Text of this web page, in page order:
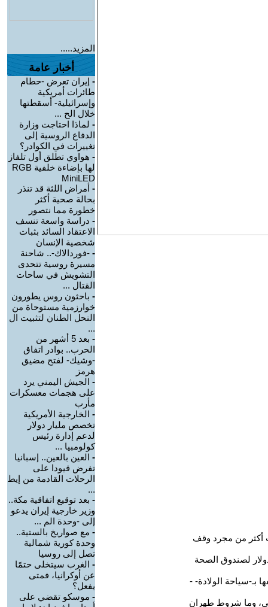
المزيد.....
أخبار عامة
- إيران تعرض -حطام
طائرات أمريكية
وإسرائيلية- أسقطتها
خلال الح ...
- لماذا احتاجت وزارة
الدفاع الروسية إلى
تغييرات في الكوادر؟
- هواوي تطلق أول تلفاز
لها بإضاءة خلفية RGB
MiniLED
- أمراض اللثة قد تنذر
بحالة صحية أكثر
خطورة مما نتصور
- دراسة واسعة تنسف
الاعتقاد السائد بثبات
شخصية الإنسان
- -فوردالاك-.. شاحنة
مسيرة روسية تتحدى
التشويش في ساحات
القتال ...
- باحثون روس يطورون
خوارزمية مستوحاة من
النحل الطنان لتثبيت ال
...
-
بعد 5 أشهر من
الحرب.. بوادر اتفاق
-وشيك- لفتح مضيق
هرمز
- الجيش اليمني يرد
على هجمات معسكرات
مأرب
- الخارجية الأمريكية
تخصص مليار دولار
لدعم إدارة رئيس
كولومبيا ...
- العين بالعين.. إسبانيا
تفرض قيودا على
الرحلات القادمة من إيط
...
- بعد توقيع اتفاقية مكة..
وزير خارجية إيران يدعو
إلى -وحدة الم ...
- مع صواريخ بالستية..
وحدة كورية شمالية
تصل إلى روسيا
- الغرب سيتخلى حتمًا
عن أوكرانيا، فمتى
يفعل؟
- موسكو تقضي على